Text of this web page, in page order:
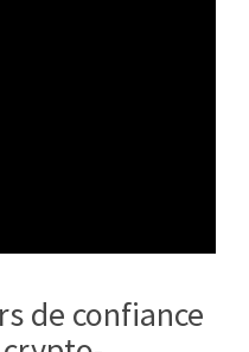
de confiance